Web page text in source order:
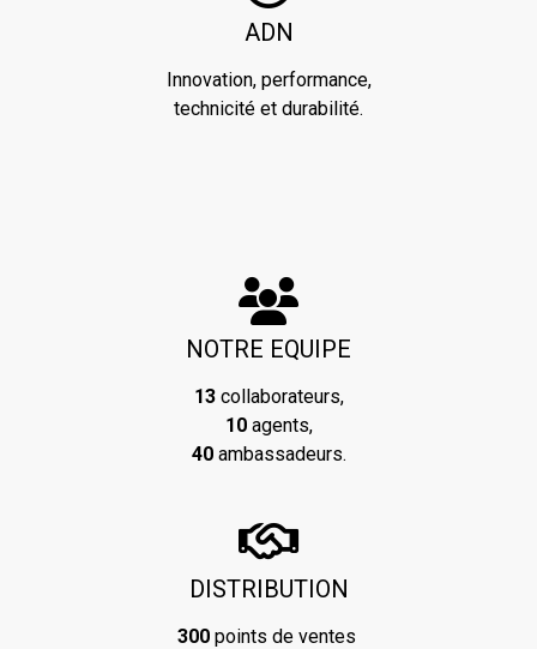
ADN
Innovation, performance,
technicité et durabilité.
NOTRE EQUIPE
13 collaborateurs,
10 agents,
40 ambassadeurs.
DISTRIBUTION
300 points de ventes